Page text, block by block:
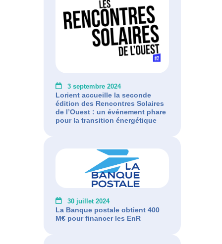
3 septembre 2024
Lorient accueille la seconde
édition des Rencontres Solaires
de l’Ouest : un événement phare
pour la transition énergétique
30 juillet 2024
La Banque postale obtient 400
M€ pour financer les EnR